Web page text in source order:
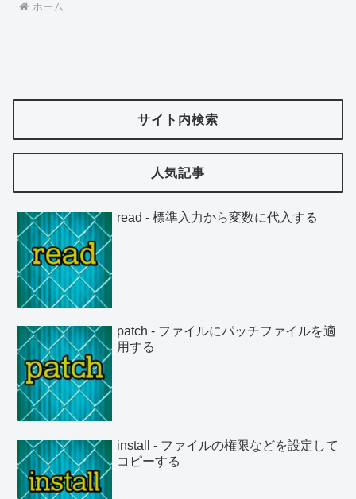
ホーム
サイト内検索
人気記事
read - 標準入力から変数に代入する
patch - ファイルにパッチファイルを適
用する
install - ファイルの権限などを設定して
コピーする